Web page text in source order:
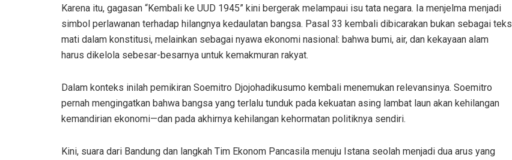
Karena itu, gagasan “Kembali ke UUD 1945” kini bergerak melampaui isu tata negara. Ia menjelma menjadi
simbol perlawanan terhadap hilangnya kedaulatan bangsa. Pasal 33 kembali dibicarakan bukan sebagai teks
mati dalam konstitusi, melainkan sebagai nyawa ekonomi nasional: bahwa bumi, air, dan kekayaan alam
harus dikelola sebesar-besarnya untuk kemakmuran rakyat.
Dalam konteks inilah pemikiran Soemitro Djojohadikusumo kembali menemukan relevansinya. Soemitro
pernah mengingatkan bahwa bangsa yang terlalu tunduk pada kekuatan asing lambat laun akan kehilangan
kemandirian ekonomi—dan pada akhirnya kehilangan kehormatan politiknya sendiri.
Kini, suara dari Bandung dan langkah Tim Ekonom Pancasila menuju Istana seolah menjadi dua arus yang